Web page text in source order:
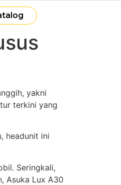
yakni
terkini yang
headunit ini
Seringkali,
Asuka Lux A30